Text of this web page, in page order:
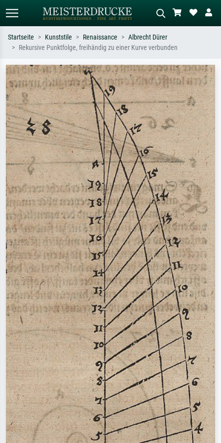
Suchen Sie nach Künstlern, Werktiteln
oder Stilen – z.B. Monet,
Sternennacht, Impressionismus, Welle
Hokusai, Akt.
Beschreiben Sie die Szene – z.B. Grüne
Wiese, Abstrakt mit viel Rot, Dunkles
Ölgemälde, Stehender Akt neben einem
Baum.
Startseite Kunststile Renaissance
Albrecht Dürer
Rekursive Punktfolge, freihändig zu einer Kurve verbunden